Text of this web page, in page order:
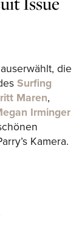
die
Surfing
Maren,
Irminger
Kamera.